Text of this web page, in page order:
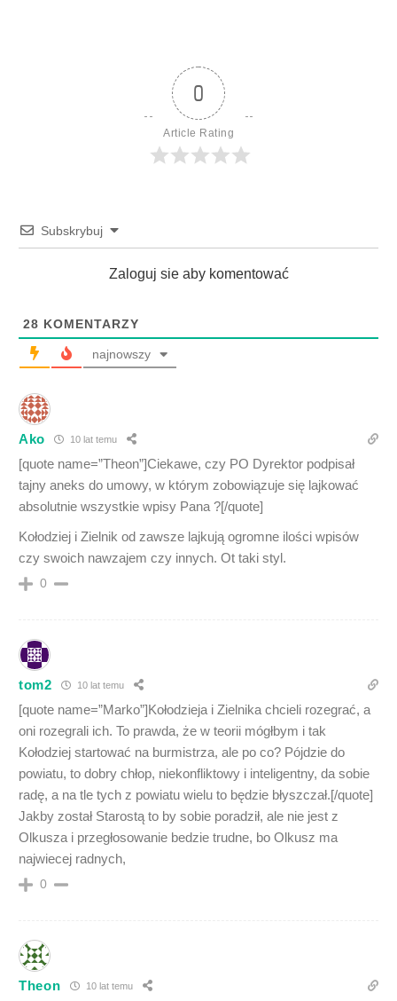
0
Article Rating
Subskrybuj
Zaloguj sie aby komentować
28 KOMENTARZY
najnowszy
Ako 10 lat temu
[quote name=”Theon”]Ciekawe, czy PO Dyrektor podpisał
tajny aneks do umowy, w którym zobowiązuje się lajkować
absolutnie wszystkie wpisy Pana ?[/quote]
Kołodziej i Zielnik od zawsze lajkują ogromne ilości wpisów
czy swoich nawzajem czy innych. Ot taki styl.
0
tom2 10 lat temu
[quote name=”Marko”]Kołodzieja i Zielnika chcieli rozegrać, a
oni rozegrali ich. To prawda, że w teorii mógłbym i tak
Kołodziej startować na burmistrza, ale po co? Pójdzie do
powiatu, to dobry chłop, niekonfliktowy i inteligentny, da sobie
radę, a na tle tych z powiatu wielu to będzie błyszczał.[/quote]
Jakby został Starostą to by sobie poradził, ale nie jest z
Olkusza i przegłosowanie bedzie trudne, bo Olkusz ma
najwiecej radnych,
0
Theon 10 lat temu